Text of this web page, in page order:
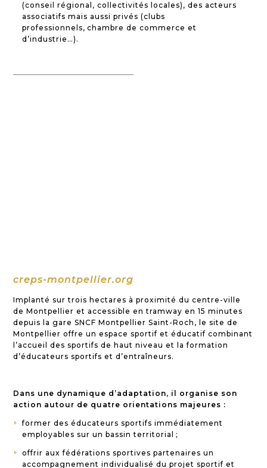
(conseil régional, collectivités locales), des acteurs
associatifs mais aussi privés (clubs
professionnels, chambre de commerce et
d’industrie…).
creps-montpellier.org
Implanté sur trois hectares à proximité du centre-ville
de Montpellier et accessible en tramway en 15 minutes
depuis la gare SNCF Montpellier Saint-Roch, le site de
Montpellier offre un espace sportif et éducatif combinant
l’accueil des sportifs de haut niveau et la formation
d’éducateurs sportifs et d’entraîneurs.
Dans une dynamique d’adaptation, il organise son
action autour de quatre orientations majeures :
E
former des éducateurs sportifs immédiatement
employables sur un bassin territorial ;
E
offrir aux fédérations sportives partenaires un
accompagnement individualisé du projet sportif et